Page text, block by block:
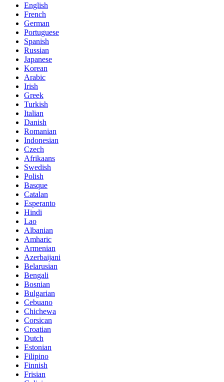
English
French
German
Portuguese
Spanish
Russian
Japanese
Korean
Arabic
Irish
Greek
Turkish
Italian
Danish
Romanian
Indonesian
Czech
Afrikaans
Swedish
Polish
Basque
Catalan
Esperanto
Hindi
Lao
Albanian
Amharic
Armenian
Azerbaijani
Belarusian
Bengali
Bosnian
Bulgarian
Cebuano
Chichewa
Corsican
Croatian
Dutch
Estonian
Filipino
Finnish
Frisian